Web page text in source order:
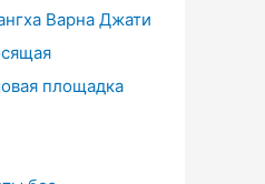
Варна Джати
площадка